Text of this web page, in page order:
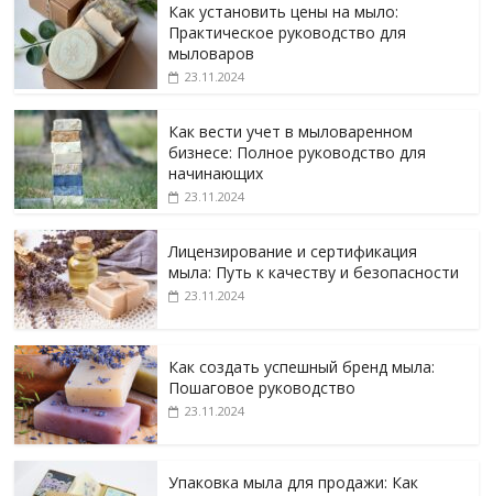
Как установить цены на мыло:
Практическое руководство для
мыловаров
23.11.2024
Как вести учет в мыловаренном
бизнесе: Полное руководство для
начинающих
23.11.2024
Лицензирование и сертификация
мыла: Путь к качеству и безопасности
23.11.2024
Как создать успешный бренд мыла:
Пошаговое руководство
23.11.2024
Упаковка мыла для продажи: Как